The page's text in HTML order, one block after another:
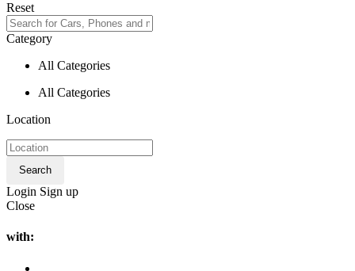
Reset
Category
All Categories
All Categories
Location
Search
Login Sign up
Close
with: